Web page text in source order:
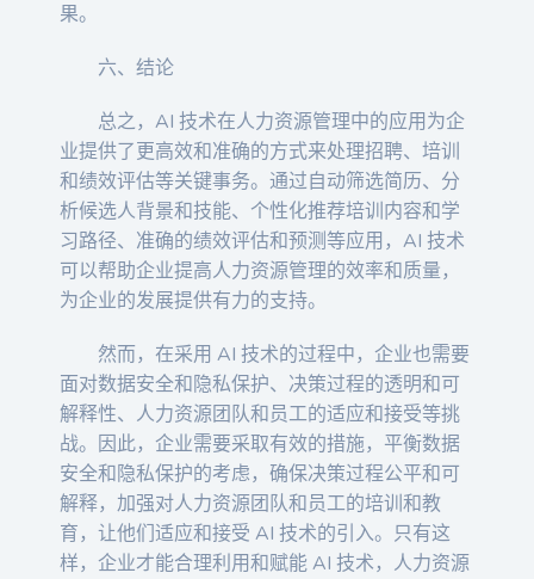
果。
六、结论
总之，AI 技术在人力资源管理中的应用为企
业提供了更高效和准确的方式来处理招聘、培训
和绩效评估等关键事务。通过自动筛选简历、分
析候选人背景和技能、个性化推荐培训内容和学
习路径、准确的绩效评估和预测等应用，AI 技术
可以帮助企业提高人力资源管理的效率和质量，
为企业的发展提供有力的支持。
然而，在采用 AI 技术的过程中，企业也需要
面对数据安全和隐私保护、决策过程的透明和可
解释性、人力资源团队和员工的适应和接受等挑
战。因此，企业需要采取有效的措施，平衡数据
安全和隐私保护的考虑，确保决策过程公平和可
解释，加强对人力资源团队和员工的培训和教
育，让他们适应和接受 AI 技术的引入。只有这
样，企业才能合理利用和赋能 AI 技术，人力资源